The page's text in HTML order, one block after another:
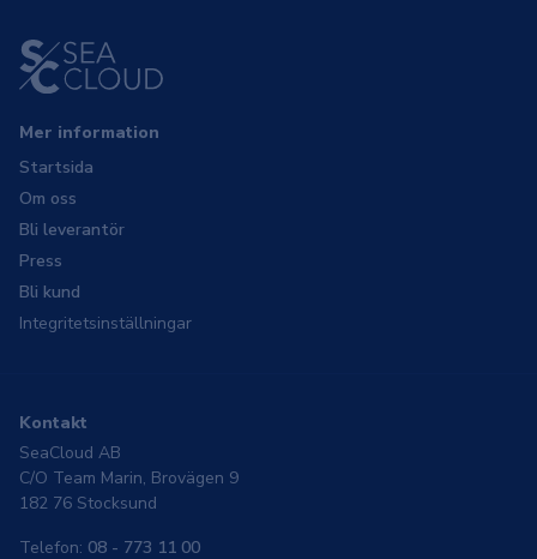
Mer information
Startsida
Om oss
Bli leverantör
Press
Bli kund
Integritetsinställningar
Kontakt
SeaCloud AB
C/O Team Marin, Brovägen 9
182 76 Stocksund
Telefon: 08 - 773 11 00